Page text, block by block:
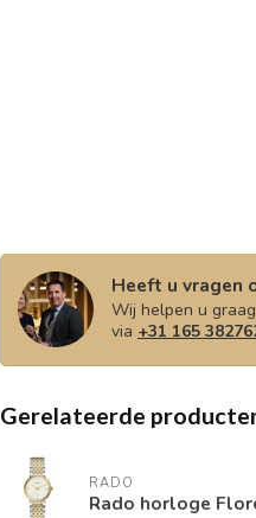
Heeft u vragen
Wij helpen u
via +31 165
Gerelateerde
RADO
Rado horloge